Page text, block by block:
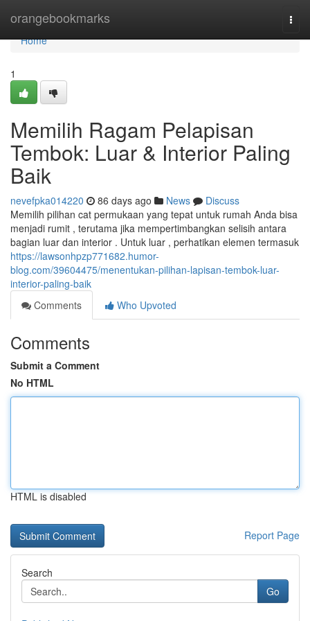
orangebookmarks
Home
Home
1
Memilih Ragam Pelapisan
Tembok: Luar & Interior Paling
Baik
nevefpka014220 86 days ago News
Discuss
Memilih pilihan cat permukaan yang tepat untuk rumah Anda bisa
menjadi rumit , terutama jika mempertimbangkan selisih antara
bagian luar dan interior . Untuk luar , perhatikan elemen termasuk
https://lawsonhpzp771682.humor-
blog.com/39604475/menentukan-pilihan-lapisan-tembok-luar-
interior-paling-baik
Comments
Who Upvoted
Comments
Submit a Comment
No HTML
HTML is disabled
Report Page
Search
Go